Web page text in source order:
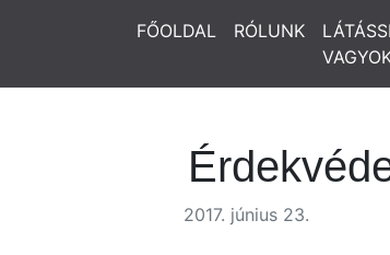
FŐOLDAL RÓLUNK
2017. június 23.